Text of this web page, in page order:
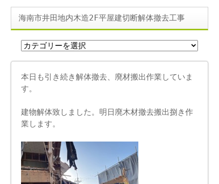
海南市井田地内木造2F平屋建切断解体撤去工事
本日も引き続き解体撤去、廃材搬出作業していま
す。
建物解体致しました。明日廃木材撤去搬出捌き作
業します。